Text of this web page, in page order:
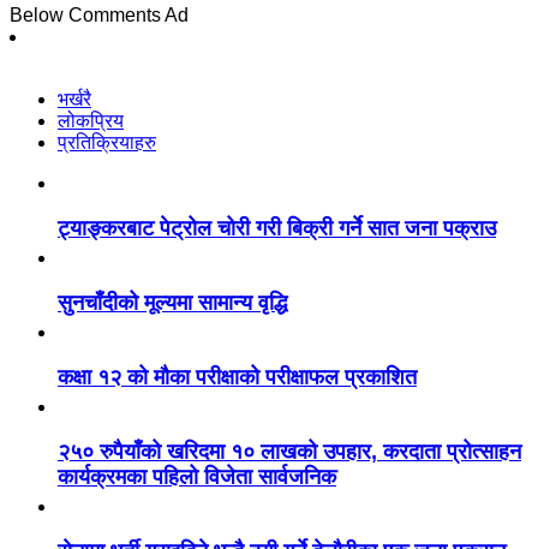
Below Comments Ad
भर्खरै
लोकप्रिय
प्रतिक्रियाहरु
ट्याङ्करबाट पेट्रोल चोरी गरी बिक्री गर्ने सात जना पक्राउ
सुनचाँदीको मूल्यमा सामान्य वृद्धि
कक्षा १२ को मौका परीक्षाको परीक्षाफल प्रकाशित
२५० रुपैयाँको खरिदमा १० लाखको उपहार, करदाता प्रोत्साहन
कार्यक्रमका पहिलो विजेता सार्वजनिक